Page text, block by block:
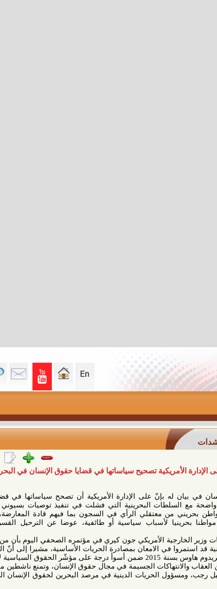
تصحيح سياساتها في قضايا حقوق الإنسان في البحرين
له بإنّ على الإدارة الأمريكية أن تصحح سياساتها في قضايا حقوق
البحرينية التي فشلت في تنفيذ توصيات بسيوني ومقررات
4000 مواطن بحريني من معتقلي الرأي في السجون بما فيهم قادة المعارضة، واسقاط
عن 200 مواطنا بحرينيا لأسباب سياسية أو طائفية، عوضا عن الترحيل القسري لبعض
الأمريكي جون كيري في مؤتمره الصحفي اليوم بأن من تجتمعون
في الامعان بمصادرة الحريات الأساسية، مشيرا إلى أنّ الدولة التي
صنّفها مؤشر الحريات الدولية لفريدوم هاوس بسنة 2015 ضمن أسوأ درجة على مؤشّر الحقوق السياسية لا يمكن إلا
الجسيمة في مجال حقوق الإنسان، وتمنع ناشطين منهم رئيس
الحريات الدينية في مرصد البحرين لحقوق الإنسان الشيخ ميثم